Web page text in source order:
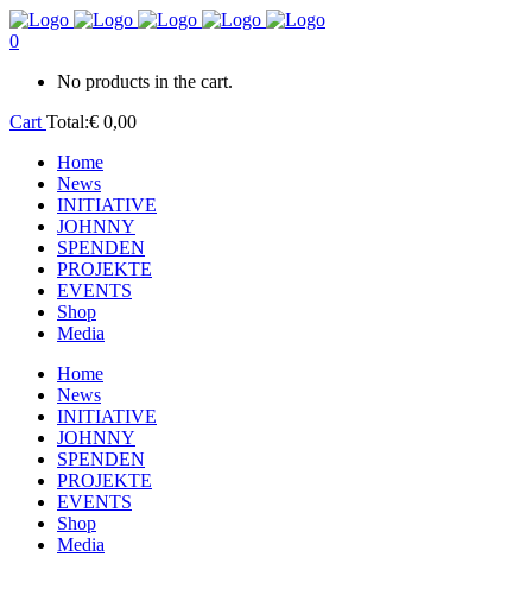
0
No products in the cart.
Cart Total:€ 0,00
Home
News
INITIATIVE
JOHNNY
SPENDEN
PROJEKTE
EVENTS
Shop
Media
Home
News
INITIATIVE
JOHNNY
SPENDEN
PROJEKTE
EVENTS
Shop
Media